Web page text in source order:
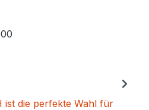
ist die perfekte Wahl für